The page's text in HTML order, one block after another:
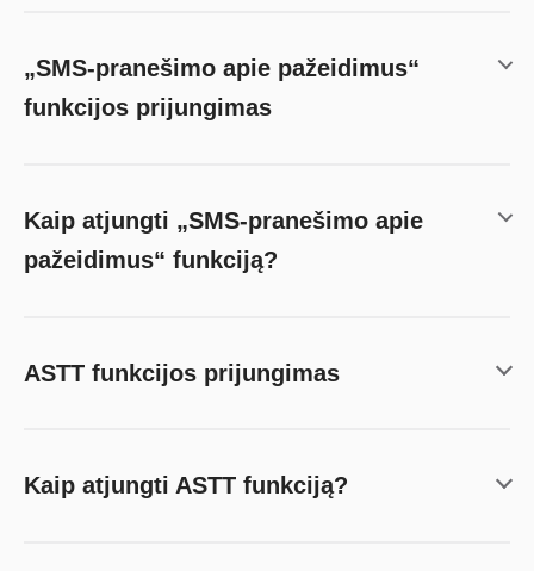
„SMS-pranešimo apie pažeidimus“
funkcijos prijungimas
Kaip atjungti „SMS-pranešimo apie
pažeidimus“ funkciją?
ASTT funkcijos prijungimas
Kaip atjungti ASTT funkciją?